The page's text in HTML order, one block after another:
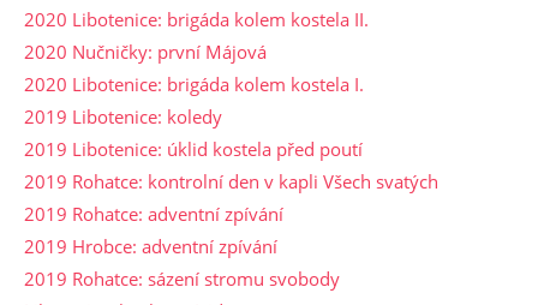
2020 Libotenice: brigáda kolem kostela II.
2020 Nučničky: první Májová
2020 Libotenice: brigáda kolem kostela I.
2019 Libotenice: koledy
2019 Libotenice: úklid kostela před poutí
2019 Rohatce: kontrolní den v kapli Všech svatých
2019 Rohatce: adventní zpívání
2019 Hrobce: adventní zpívání
2019 Rohatce: sázení stromu svobody